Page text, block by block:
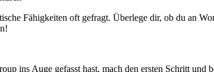
Fähigkeiten oft gefragt. Überlege dir, ob du an
ins Auge gefasst hast, mach den ersten Schritt